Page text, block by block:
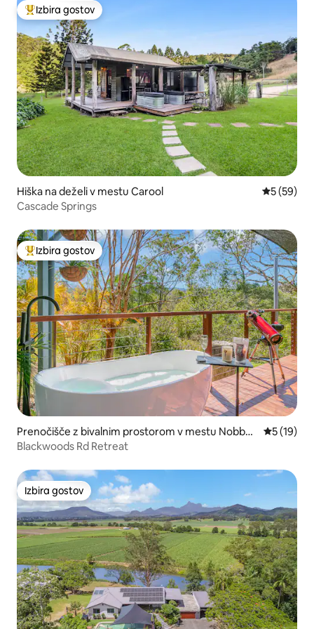
Najbolj priljubljena prenočišča z značko »Izbira gostov«
Izbira gostov
Hiška na deželi v mestu Carool
5 (59)
Cascade Springs
Najbolj priljubljena prenočišča z značko »Izbira gostov«
Izbira gostov
Prenočišče z bivalnim prostorom v mestu Nobbys
Creek
5 (19)
Blackwoods Rd Retreat
Izbira gostov
Izbira gostov